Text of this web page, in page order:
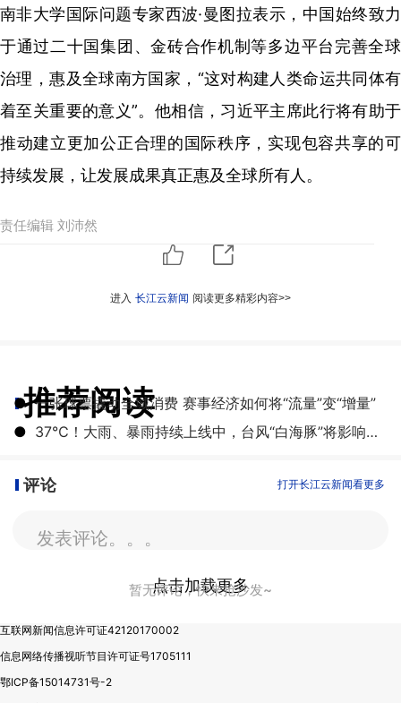
南非大学国际问题专家西波·曼图拉表示，中国始终致力
于通过二十国集团、金砖合作机制等多边平台完善全球
治理，惠及全球南方国家，“这对构建人类命运共同体有
着至关重要的意义”。他相信，习近平主席此行将有助于
推动建立更加公正合理的国际秩序，实现包容共享的可
持续发展，让发展成果真正惠及全球所有人。
责任编辑 刘沛然
进入 长江云新闻 阅读更多精彩内容>>
推荐阅读
● 一张球票撬动全城消费 赛事经济如何将“流量”变“增量”
●
​37℃！大雨、暴雨持续上线中，台风“白海豚”将影响湖北
评论 打开长江云新闻看更多
发表评论。。。
暂无评论，快来抢沙发~
点击加载更多
互联网新闻信息许可证42120170002
信息网络传播视听节目许可证号1705111
鄂ICP备15014731号-2